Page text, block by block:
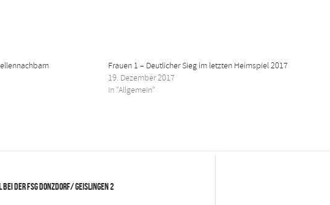
Frauen 1 – Deutlicher Sieg im letzten Heimspiel 2017
19. Dezember 2017
In "Allgemein"
der FSG Donzdorf/ Geislingen 2